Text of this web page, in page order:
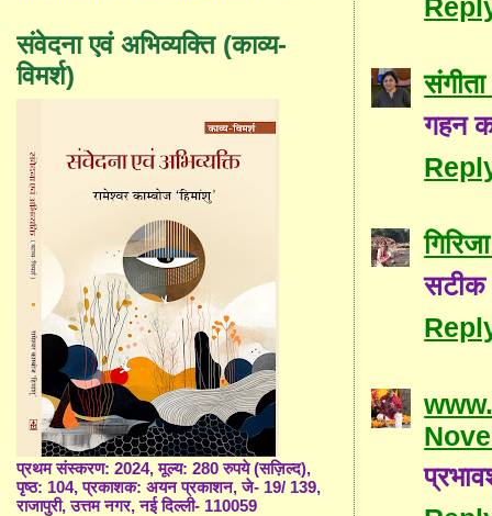
गहन
सटीक
संवेदना एवं अभिव्यक्ति (काव्य-
विमर्श)
प्रथम संस्करण: 2024, मूल्य: 280 रुपये (सज़िल्द),
पृष्ठ: 104, प्रकाशक: अयन प्रकाशन, जे- 19/ 139,
राजापुरी, उत्तम नगर, नई दिल्ली- 110059